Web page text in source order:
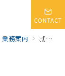
CONTACT
業務案内 就業規則コンサルティング